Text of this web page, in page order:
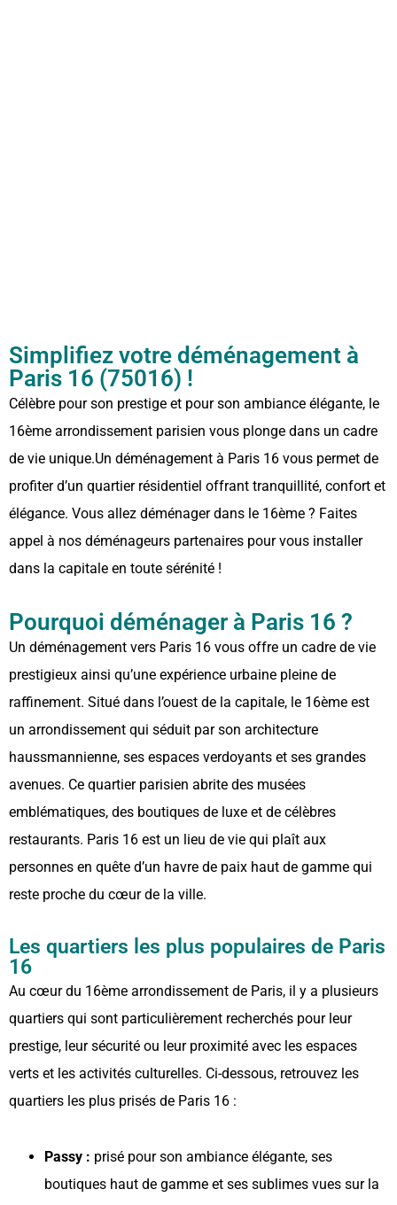
Simplifiez votre déménagement à
Paris 16 (75016) !
Célèbre pour son prestige et pour son ambiance élégante, le
16ème arrondissement parisien vous plonge dans un cadre
de vie unique.Un déménagement à Paris 16 vous permet de
profiter d’un quartier résidentiel offrant tranquillité, confort et
élégance. Vous allez déménager dans le 16ème ? Faites
appel à nos déménageurs partenaires pour vous installer
dans la capitale en toute sérénité !
Pourquoi déménager à Paris 16 ?
Un déménagement vers Paris 16 vous offre un cadre de vie
prestigieux ainsi qu’une expérience urbaine pleine de
raffinement. Situé dans l’ouest de la capitale, le 16ème est
un arrondissement qui séduit par son architecture
haussmannienne, ses espaces verdoyants et ses grandes
avenues. Ce quartier parisien abrite des musées
emblématiques, des boutiques de luxe et de célèbres
restaurants. Paris 16 est un lieu de vie qui plaît aux
personnes en quête d’un havre de paix haut de gamme qui
reste proche du cœur de la ville.
Les quartiers les plus populaires de Paris
16
Au cœur du 16ème arrondissement de Paris, il y a plusieurs
quartiers qui sont particulièrement recherchés pour leur
prestige, leur sécurité ou leur proximité avec les espaces
verts et les activités culturelles. Ci-dessous, retrouvez les
quartiers les plus prisés de Paris 16 :
Passy : prisé pour son ambiance élégante, ses
boutiques haut de gamme et ses sublimes vues sur la